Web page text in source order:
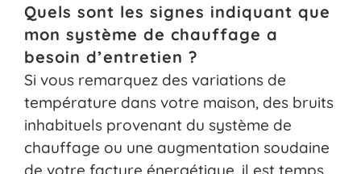
Quels sont les signes indiquant que
mon système de chauffage a
besoin d’entretien ?
Si vous remarquez des variations de
température dans votre maison, des bruits
inhabituels provenant du système de
chauffage ou une augmentation soudaine
de votre facture énergétique, il est temps